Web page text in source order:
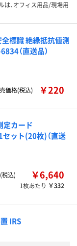
は、オフィス用品/現場用
標識 絶縁抵抗値測
（直送品）
価格(税込) ￥220
定カード
ット(20枚)（直送
税込)
￥6,640
1枚あたり ￥332
IRS